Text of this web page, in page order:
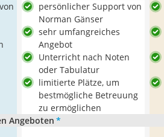
persönlicher Support von
Norman Gänser
sehr umfangreiches
Angebot
Unterricht nach Noten
oder Tabulatur
limitierte Plätze, um
bestmögliche Betreuung
zu ermöglichen
Angeboten *